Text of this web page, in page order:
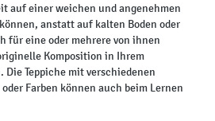
auf einer weichen und angenehmen
anstatt auf kalten Boden oder
für eine oder mehrere von ihnen
Komposition in Ihrem
Teppiche mit verschiedenen
Farben können auch beim Lernen